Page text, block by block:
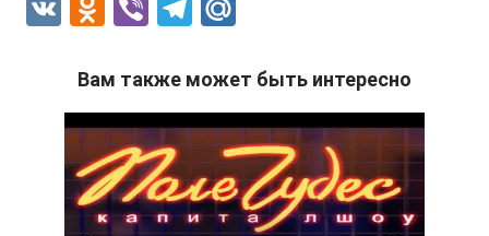
V
O
n
o
kl
a
ss
Vi
er
T
e
gr
a
m
.R
u
Вам также может быть интересно